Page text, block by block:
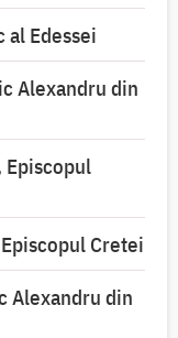
al Edessei
Alexandru din
Cretei
Alexandru din